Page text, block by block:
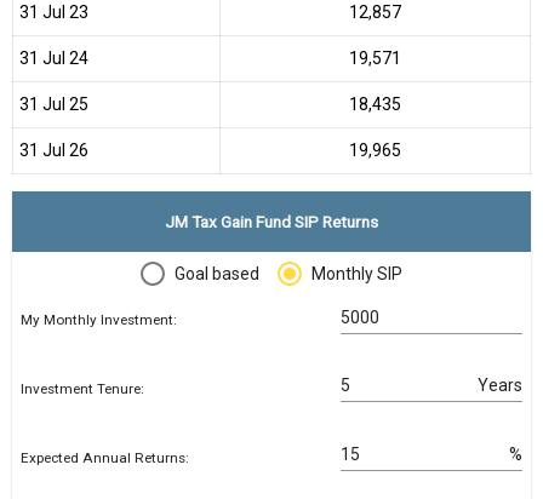
31 Jul 23 ₹12,857
31 Jul 24 ₹19,571
31 Jul 25 ₹18,435
31 Jul 26 ₹19,965
JM Tax Gain Fund SIP Returns
Goal based Monthly SIP
My Monthly Investment:
Investment Tenure: Years
Expected Annual Returns: %